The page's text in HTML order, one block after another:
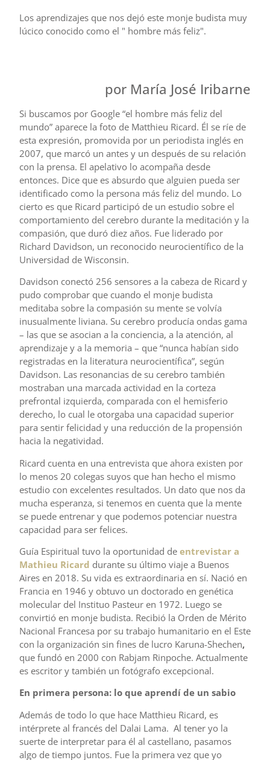
Los aprendizajes que nos dejó este monje budista muy
lúcico conocido como el " hombre más feliz".
por María José Iribarne
Si buscamos por Google “el hombre más feliz del
mundo” aparece la foto de Matthieu Ricard. Él se ríe de
esta expresión, promovida por un periodista inglés en
2007, que marcó un antes y un después de su relación
con la prensa. El apelativo lo acompaña desde
entonces. Dice que es absurdo que alguien pueda ser
identificado como la persona más feliz del mundo. Lo
cierto es que Ricard participó de un estudio sobre el
comportamiento del cerebro durante la meditación y la
compasión, que duró diez años. Fue liderado por
Richard Davidson, un reconocido neurocientífico de la
Universidad de Wisconsin.
Davidson conectó 256 sensores a la cabeza de Ricard y
pudo comprobar que cuando el monje budista
meditaba sobre la compasión su mente se volvía
inusualmente liviana. Su cerebro producía ondas gama
– las que se asocian a la conciencia, a la atención, al
aprendizaje y a la memoria – que “nunca habían sido
registradas en la literatura neurocientífica”, según
Davidson. Las resonancias de su cerebro también
mostraban una marcada actividad en la corteza
prefrontal izquierda, comparada con el hemisferio
derecho, lo cual le otorgaba una capacidad superior
para sentir felicidad y una reducción de la propensión
hacia la negatividad.
Ricard cuenta en una entrevista que ahora existen por
lo menos 20 colegas suyos que han hecho el mismo
estudio con excelentes resultados. Un dato que nos da
mucha esperanza, si tenemos en cuenta que la mente
se puede entrenar y que podemos potenciar nuestra
capacidad para ser felices.
Guía Espiritual tuvo la oportunidad de entrevistar a
Mathieu Ricard durante su último viaje a Buenos
Aires en 2018. Su vida es extraordinaria en sí. Nació en
Francia en 1946 y obtuvo un doctorado en genética
molecular del Instituo Pasteur en 1972. Luego se
convirtió en monje budista. Recibió la Orden de Mérito
Nacional Francesa por su trabajo humanitario en el Este
con la organización sin fines de lucro Karuna-Shechen,
que fundó en 2000 con Rabjam Rinpoche. Actualmente
es escritor y también un fotógrafo excepcional.
En primera persona: lo que aprendí de un sabio
Además de todo lo que hace Matthieu Ricard, es
intérprete al francés del Dalai Lama. Al tener yo la
suerte de interpretar para él al castellano, pasamos
algo de tiempo juntos. Fue la primera vez que yo